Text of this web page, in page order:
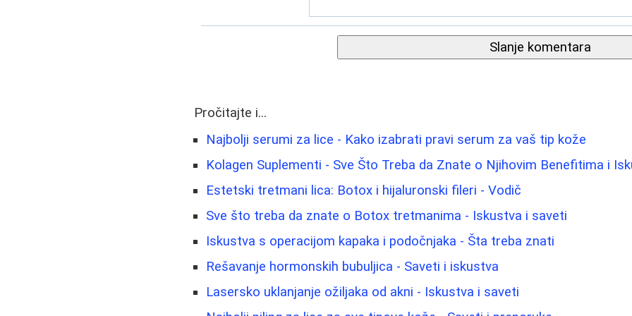
Slanje komentara
Pročitajte i...
Najbolji serumi za lice - Kako izabrati pravi serum za vaš tip kože
Kolagen Suplementi - Sve Što Treba da Znate o Njihovim Benefitima i
Estetski tretmani lica: Botox i hijaluronski fileri - Vodič
Sve što treba da znate o Botox tretmanima - Iskustva i saveti
Iskustva s operacijom kapaka i podočnjaka - Šta treba znati
Rešavanje hormonskih bubuljica - Saveti i iskustva
Lasersko uklanjanje ožiljaka od akni - Iskustva i saveti